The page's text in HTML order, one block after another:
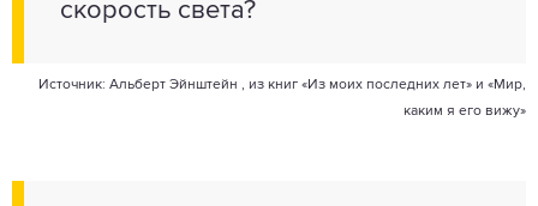
скорость света?
Источник: Альберт Эйнштейн , из книг «Из моих последних лет» и «Мир,
каким я его вижу»